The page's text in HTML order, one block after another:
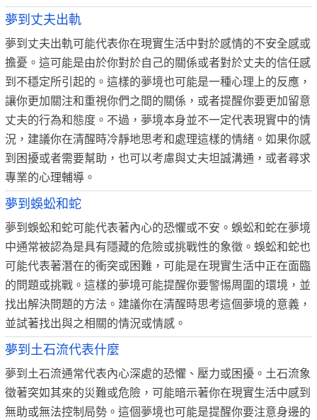
夢到丈夫出軌
夢到丈夫出軌可能代表你在現實生活中對於感情的不安全感或
擔憂。這可能是由於你對於自己的關係或者對於丈夫的信任感
到不穩定所引起的。這樣的夢境也可能是一種心理上的反應，
讓你更加關注和重視你們之間的關係，或者提醒你要更加留意
丈夫的行為和態度。不過，夢境本身並不一定代表現實中的情
況，建議你在清醒時冷靜地思考和處理這樣的情緒。如果你感
到困擾或者需要幫助，也可以考慮與丈夫坦誠溝通，或者尋求
專業的心理輔導。
夢到蜈蚣和蛇
夢到蜈蚣和蛇可能代表著內心的恐懼或不安。蜈蚣和蛇在夢境
中通常被認為是具有隱藏的危險或挑戰性的象徵。蜈蚣和蛇也
可能代表著潛在的衝突或困難，可能是在現實生活中正在面臨
的問題或挑戰。這樣的夢境可能提醒你要警惕周圍的環境，並
找出解決問題的方法。建議你在清醒時思考這個夢境的意義，
並試著找出與之相關的情況或情感。
夢到土石流代表什麼
夢到土石流通常代表內心深處的恐懼、壓力或困擾。土石流象
徵著突如其來的災難或危險，可能暗示著你在現實生活中感到
無助或無法控制局勢。這個夢境也可能是提醒你要注意身邊的